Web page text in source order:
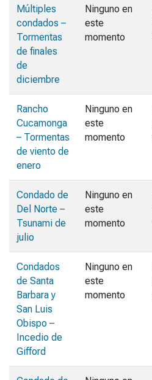
Múltiples
condados –
Tormentas
de finales
de
diciembre
Ninguno en
este
momento
Rancho
Cucamonga
– Tormentas
de viento de
enero
Ninguno en
este
momento
Condado de
Del Norte –
Tsunami de
julio
Ninguno en
este
momento
Condados
de Santa
Barbara y
San Luis
Obispo –
Incedio de
Gifford
Ninguno en
este
momento